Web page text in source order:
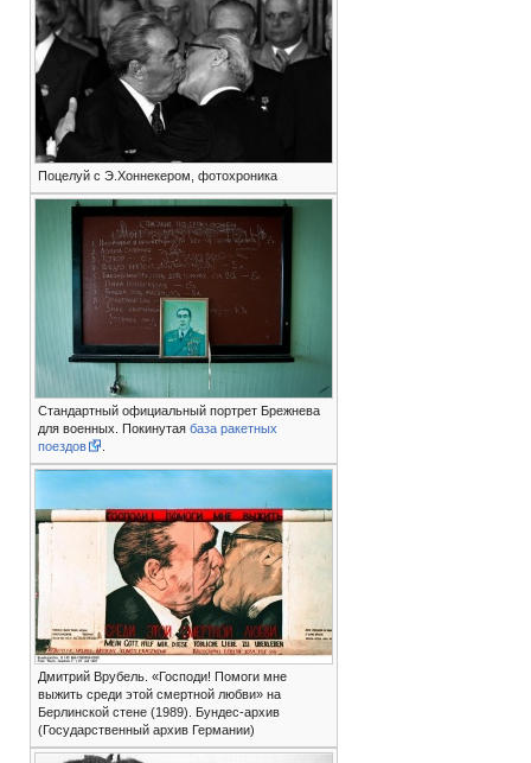
Поцелуй с Э.Хоннекером, фотохроника
Стандартный официальный портрет Брежнева
для военных. Покинутая база ракетных
поездов
Дмитрий Врубель. «Господи! Помоги мне
выжить среди этой смертной любви» на
Берлинской стене (1989). Бундес-архив
(Государственный архив Германии)